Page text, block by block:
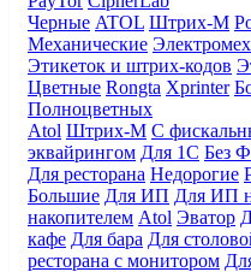
Черные ATOL Штрих-М
Механические
Этикеток и штрих-кодов
Цветные Rongta Xprinter
Полноцветных
Atol Штрих-М С
эквайрингом Для 1С Без
Для ресторана Недорогие
Большие Для ИП Для ИП
накопителем Atol Эватор
кафе Для бара Для
ресторана с монитором